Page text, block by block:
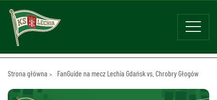
Strona główna FanGuide na mecz Lechia Gdańsk vs. Chrobry Głogów